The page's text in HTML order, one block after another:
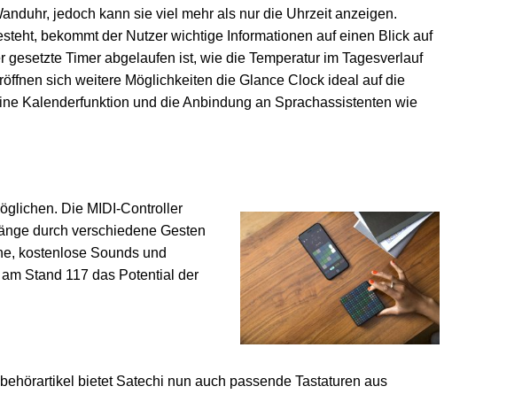
jedoch kann sie viel mehr als nur die Uhrzeit anzeigen.
bekommt der Nutzer wichtige Informationen auf einen Blick auf
Timer abgelaufen ist, wie die Temperatur im Tagesverlauf
sich weitere Möglichkeiten die Glance Clock ideal auf die
Kalenderfunktion und die Anbindung an Sprachassistenten wie
Die MIDI-Controller
durch verschiedene Gesten
kostenlose Sounds und
Stand 117 das Potential der
bietet Satechi nun auch passende Tastaturen aus